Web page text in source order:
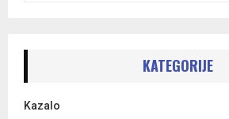
r
KATEGORIJE
Kazalo